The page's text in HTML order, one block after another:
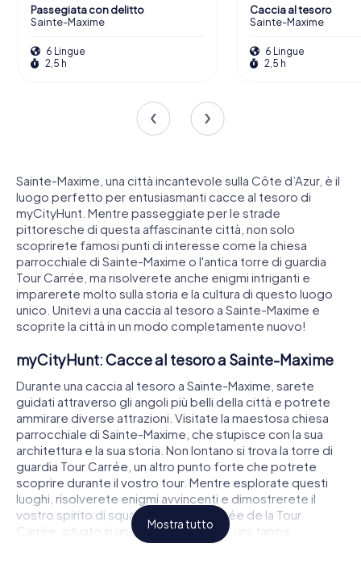
Passegiata con delitto
Sainte-Maxime
6 Lingue
2,5 h
Caccia al tesoro
Sainte-Maxime
6 Lingue
2,5 h
Sainte-Maxime, una città incantevole sulla Côte d’Azur, è il
luogo perfetto per entusiasmanti cacce al tesoro di
myCityHunt. Mentre passeggiate per le strade
pittoresche di questa affascinante città, non solo
scoprirete famosi punti di interesse come la chiesa
parrocchiale di Sainte-Maxime o l'antica torre di guardia
Tour Carrée, ma risolverete anche enigmi intriganti e
imparerete molto sulla storia e la cultura di questo luogo
unico. Unitevi a una caccia al tesoro a Sainte-Maxime e
scoprite la città in un modo completamente nuovo!
myCityHunt: Cacce al tesoro a Sainte-Maxime
Durante una caccia al tesoro a Sainte-Maxime, sarete
guidati attraverso gli angoli più belli della città e potrete
ammirare diverse attrazioni. Visitate la maestosa chiesa
parrocchiale di Sainte-Maxime, che stupisce con la sua
architettura e la sua storia. Non lontano si trova la torre di
guardia Tour Carrée, un altro punto forte che potrete
scoprire durante il vostro tour. Mentre esplorate questi
luoghi, risolverete enigmi avvincenti e dimostrerete il
vostro spirito di squadra. Anche il Musée de la Tour
Carrée, situato in un edificio storico, è una tappa
obbligata del vostro percorso. Qui potrete approfondire
Mostra tutto